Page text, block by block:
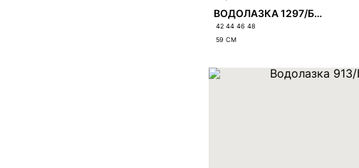
ВОДОЛАЗКА 1297/Б-1297
42 44 46 48
59 СМ